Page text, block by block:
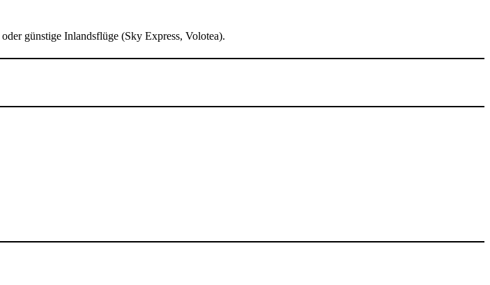
oder günstige Inlandsflüge (Sky Express, Volotea).